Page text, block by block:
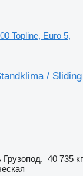
Topline, Euro 5,
/ Sliding
Грузопод. 40 735 кг